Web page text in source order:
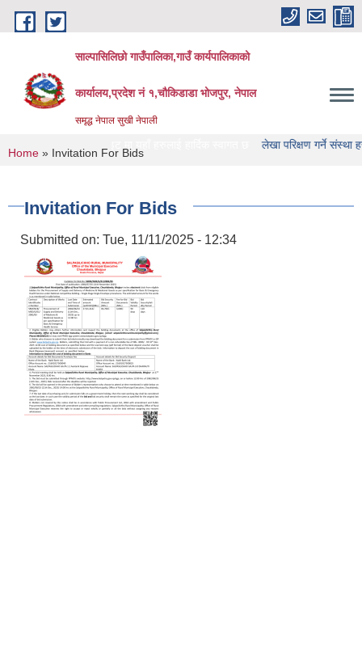
Skip to main content
साल्पासिलिछो गाउँपालिका,गाउँ कार्यपालिकाको
कार्यालय,प्रदेश नं १,चौकिडाडा भोजपुर, नेपाल
समृद्ध नेपाल सुखी नेपाली
लेखा परिक्षण गर्ने संस्था हरु को
You are here
Home » Invitation For Bids
Invitation For Bids
Submitted on: Tue, 11/11/2025 - 12:34